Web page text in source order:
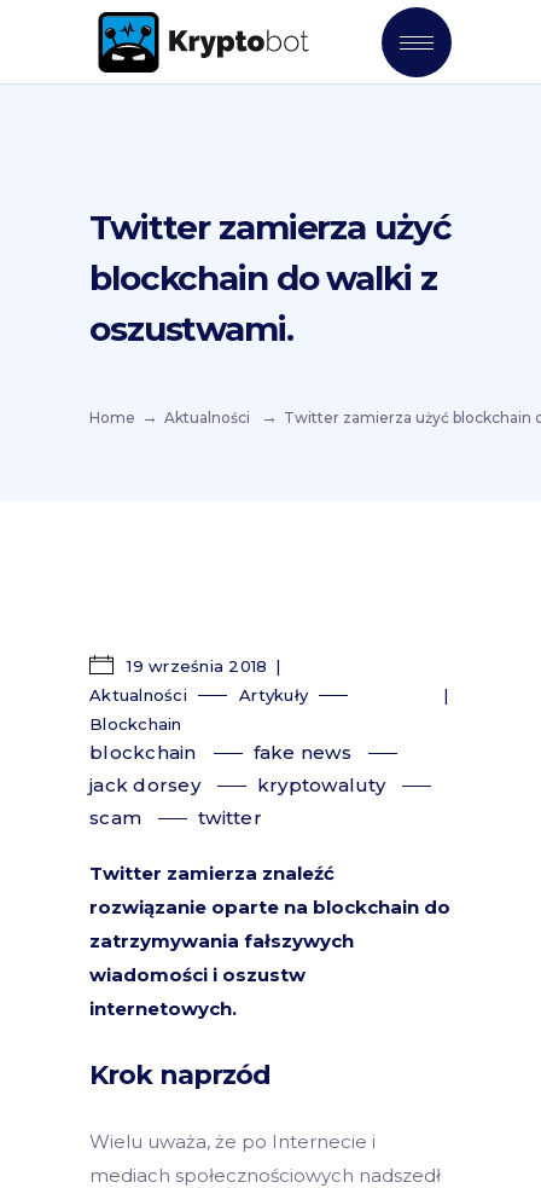
Twitter zamierza użyć
blockchain do walki z
oszustwami.
Home Aktualności Twitter zamierza użyć blockchain
19 września 2018
Aktualności
Artykuły
Blockchain
blockchain
fake news
jack dorsey
kryptowaluty
scam
twitter
Twitter zamierza znaleźć
rozwiązanie oparte na blockchain do
zatrzymywania fałszywych
wiadomości i oszustw
internetowych.
Krok naprzód
Wielu uważa, że po Internecie i
mediach społecznościowych ​​nadszedł